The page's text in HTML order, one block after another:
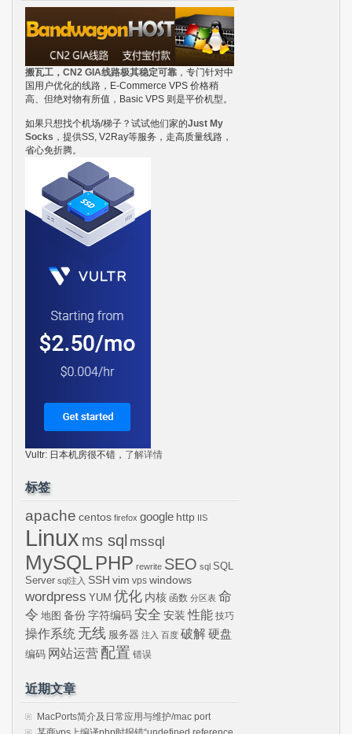
搬瓦工，CN2 GIA线路极其稳定可靠 ，专门针对中
国用户优化的线路，E-Commerce VPS 价格稍
高、但绝对物有所值，Basic VPS 则是平价机型。
如果只想找个机场/梯子？试试他们家的Just My
Socks ，提供SS, V2Ray等服务，走高质量线路，
省心免折腾。
Vultr: 日本机房很不错， 了解详情
标签
apache centos firefox google http IIS
Linux ms sql mssql
MySQLPHP rewrite SEO sql SQL
Server sql注入 SSH vim vps windows
wordpress YUM 优化 内核 函数 分区表 命
令 地图 备份 字符编码 安全 安装 性能 技巧
操作系统 无线 服务器 注入 百度 破解硬盘
编码 网站运营 配置 错误
近期文章
MacPorts简介及日常应用与维护/mac port